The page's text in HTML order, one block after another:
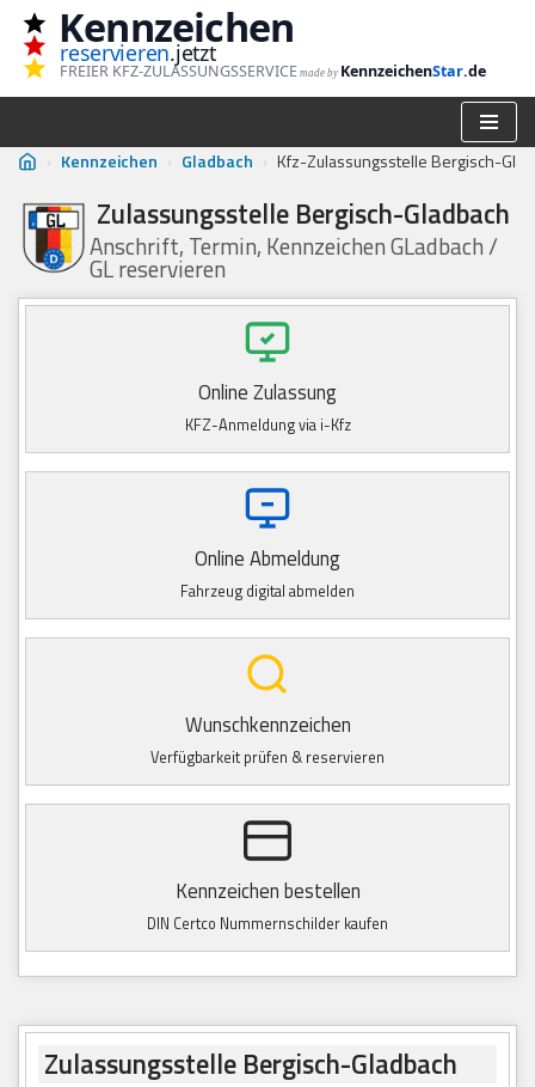
Zum
Inhalt
Kennzeichen
reservieren.jetzt
FREIER KFZ-ZULASSUNGSSERVICE made by KennzeichenStar.de
› Kennzeichen › Gladbach › Kfz-Zulassungsstelle Bergisch-
Zulassungsstelle Bergisch-Gladbach
Anschrift, Termin, Kennzeichen GLadbach /
GL reservieren
Online Zulassung
KFZ-Anmeldung via i-Kfz
Online Abmeldung
Fahrzeug digital abmelden
Wunschkennzeichen
Verfügbarkeit prüfen & reservieren
Kennzeichen bestellen
DIN Certco Nummernschilder kaufen
Zulassungsstelle Bergisch-Gladbach